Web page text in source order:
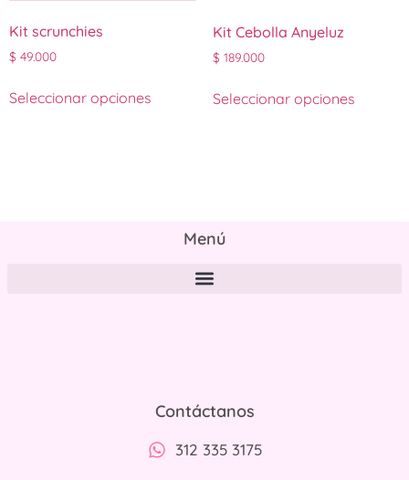
Kit scrunchies
$ 49.000
Seleccionar opciones
Kit Cebolla Anyeluz
$ 189.000
Seleccionar opciones
Menú
Contáctanos
312 335 3175